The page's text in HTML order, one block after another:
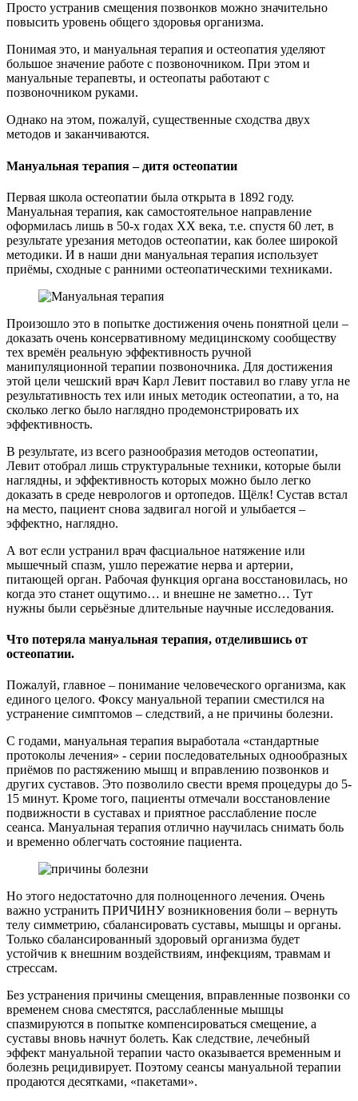
Просто устранив смещения позвонков можно значительно
повысить уровень общего здоровья организма.
Понимая это, и мануальная терапия и остеопатия уделяют
большое значение работе с позвоночником. При этом и
мануальные терапевты, и остеопаты работают с
позвоночником руками.
Однако на этом, пожалуй, существенные сходства двух
методов и заканчиваются.
Мануальная терапия – дитя остеопатии
Первая школа остеопатии была открыта в 1892 году.
Мануальная терапия, как самостоятельное направление
оформилась лишь в 50-х годах XX века, т.е. спустя 60 лет, в
результате урезания методов остеопатии, как более широкой
методики. И в наши дни мануальная терапия использует
приёмы, сходные с ранними остеопатическими техниками.
Произошло это в попытке достижения очень понятной цели –
доказать очень консервативному медицинскому сообществу
тех времён реальную эффективность ручной
манипуляционной терапии позвоночника. Для достижения
этой цели чешский врач Карл Левит поставил во главу угла не
результативность тех или иных методик остеопатии, а то, на
сколько легко было наглядно продемонстрировать их
эффективность.
В результате, из всего разнообразия методов остеопатии,
Левит отобрал лишь структуральные техники, которые были
наглядны, и эффективность которых можно было легко
доказать в среде неврологов и ортопедов. Щёлк! Сустав встал
на место, пациент снова задвигал ногой и улыбается –
эффектно, наглядно.
А вот если устранил врач фасциальное натяжение или
мышечный спазм, ушло пережатие нерва и артерии,
питающей орган. Рабочая функция органа восстановилась, но
когда это станет ощутимо… и внешне не заметно… Тут
нужны были серьёзные длительные научные исследования.
Что потеряла мануальная терапия, отделившись от
остеопатии.
Пожалуй, главное – понимание человеческого организма, как
единого целого. Фоксу мануальной терапии сместился на
устранение симптомов – следствий, а не причины болезни.
С годами, мануальная терапия выработала «стандартные
протоколы лечения» - серии последовательных однообразных
приёмов по растяжению мышц и вправлению позвонков и
других суставов. Это позволило свести время процедуры до 5-
15 минут. Кроме того, пациенты отмечали восстановление
подвижности в суставах и приятное расслабление после
сеанса. Мануальная терапия отлично научилась снимать боль
и временно облегчать состояние пациента.
Но этого недостаточно для полноценного лечения. Очень
важно устранить ПРИЧИНУ возникновения боли – вернуть
телу симметрию, сбалансировать суставы, мышцы и органы.
Только сбалансированный здоровый организма будет
устойчив к внешним воздействиям, инфекциям, травмам и
стрессам.
Без устранения причины смещения, вправленные позвонки со
временем снова сместятся, расслабленные мышцы
спазмируются в попытке компенсироваться смещение, а
суставы вновь начнут болеть. Как следствие, лечебный
эффект мануальной терапии часто оказывается временным и
болезнь рецидивирует. Поэтому сеансы мануальной терапии
продаются десятками, «пакетами».